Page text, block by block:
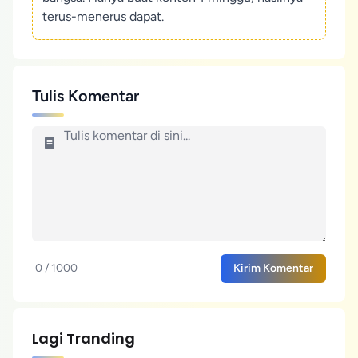
terus-menerus dapat.
Tulis Komentar
0 / 1000 Kirim Komentar
Lagi Tranding